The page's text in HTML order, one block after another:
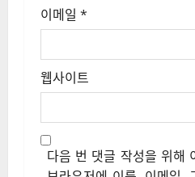
이메일 *
웹사이트
다음 번 댓글 작성을 위해